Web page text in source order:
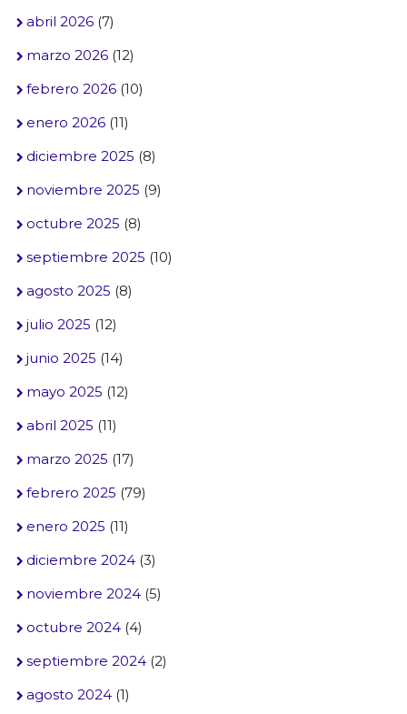
abril 2026(7)
marzo 2026(12)
febrero 2026(10)
enero 2026(11)
diciembre 2025 (8)
noviembre 2025 (9)
octubre 2025 (8)
septiembre 2025 (10)
agosto 2025 (8)
julio 2025 (12)
junio 2025 (14)
mayo 2025 (12)
abril 2025 (11)
marzo 2025 (17)
febrero 2025 (79)
enero 2025 (11)
diciembre 2024(3)
noviembre 2024(5)
octubre 2024(4)
septiembre 2024(2)
agosto 2024(1)